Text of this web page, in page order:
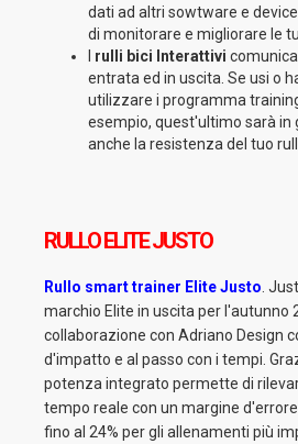
dati ad altri sowtware e
di monitorare e migliorare le
rulli bici Interattivi
entrata ed in uscita. Se usi o
utilizzare i programma
esempio, quest'ultimo sarà in
anche la resistenza del tuo
RULLO ELITE JUSTO
Rullo smart trainer Elite Justo .
marchio Elite in uscita per l'autunno
collaborazione con Adriano Design
d'impatto e al passo con i tempi.
potenza integrato permette di
tempo reale con un margine
fino al 24% per gli allenamenti più